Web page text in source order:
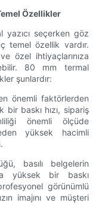
Özellikler
seçerken göz
temel özellik vardır.
özel ihtiyaçlarınıza
80 mm termal
şunlardır:
önemli faktörlerden
bir baskı hızı, sipariş
önemli ölçüde
yüksek hacimli
basılı belgelerin
yüksek bir baskı
görünümlü
imajını ve müşteri